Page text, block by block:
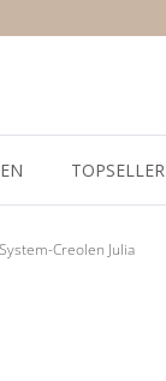
TOPSELLER
System-Creolen Julia